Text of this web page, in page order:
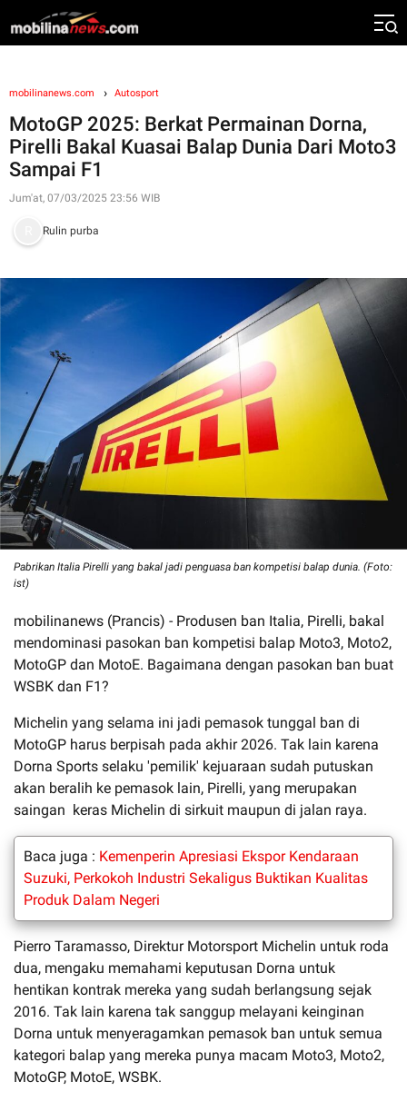
mobilinanews.com Autosport
MotoGP 2025: Berkat Permainan Dorna,
Pirelli Bakal Kuasai Balap Dunia Dari Moto3
Sampai F1
Jum'at, 07/03/2025 23:56 WIB
Rulin purba
Pabrikan Italia Pirelli yang bakal jadi penguasa ban kompetisi balap dunia. (Foto:
ist)
mobilinanews (Prancis) - Produsen ban Italia, Pirelli, bakal
mendominasi pasokan ban kompetisi balap Moto3, Moto2,
MotoGP dan MotoE. Bagaimana dengan pasokan ban buat
WSBK dan F1?
Michelin yang selama ini jadi pemasok tunggal ban di
MotoGP harus berpisah pada akhir 2026. Tak lain karena
Dorna Sports selaku 'pemilik' kejuaraan sudah putuskan
akan beralih ke pemasok lain, Pirelli, yang merupakan
saingan keras Michelin di sirkuit maupun di jalan raya.
Baca juga : Kemenperin Apresiasi Ekspor Kendaraan
Suzuki, Perkokoh Industri Sekaligus Buktikan Kualitas
Produk Dalam Negeri
Pierro Taramasso, Direktur Motorsport Michelin untuk roda
dua, mengaku memahami keputusan Dorna untuk
hentikan kontrak mereka yang sudah berlangsung sejak
2016. Tak lain karena tak sanggup melayani keinginan
Dorna untuk menyeragamkan pemasok ban untuk semua
kategori balap yang mereka punya macam Moto3, Moto2,
MotoGP, MotoE, WSBK.